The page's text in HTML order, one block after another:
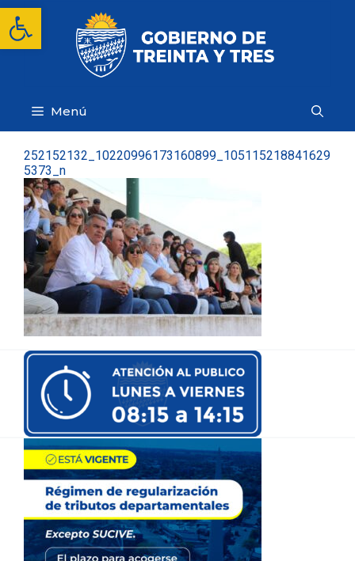
Abrir barra de herramientas
Saltar
contenido
Menú
252152132_10220996173160899_105115218841629
5373_n